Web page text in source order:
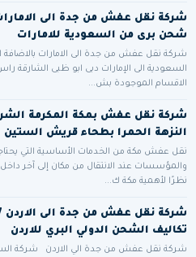
شحن برى من السعودية للامارات
شركة نقل عفش من جدة الى الامارات
السعودية الى الإمارات دبى ابو ظبى الشارقة
الاقسام الموجودة بش...
شركة نقل عفش بمكة المكرمة
النزهة الحمرا بطحاء قريش الستين
نقل عفش مكة من الخدمات الأساسية التي
والمؤسسات عند الانتقال من مكان إلى آخر داخل
نظرًا لأهمية مكة ك...
تكاليف الشحن الدولي البري للاردن
شركة نقل عفش من جدة الي الاردن شركة